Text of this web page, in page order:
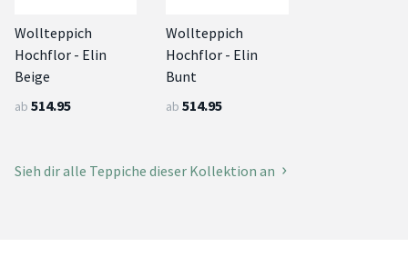
Wollteppich
Hochflor - Elin
Beige
ab 514.95
Wollteppich
Hochflor - Elin
Bunt
ab 514.95
Sieh dir alle Teppiche dieser Kollektion an